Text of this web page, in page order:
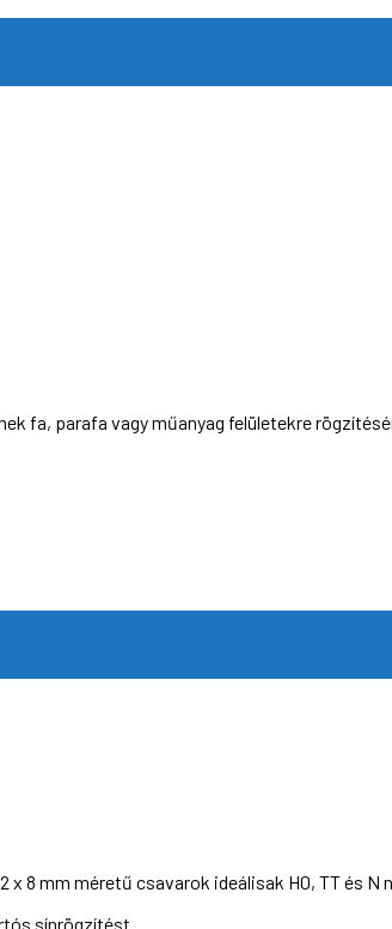
fa, parafa vagy műanyag felületekre
8 mm méretű csavarok ideálisak H0, TT és
sínrögzítést.